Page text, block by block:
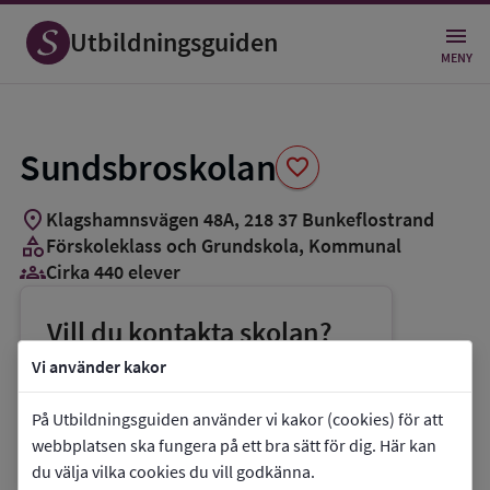
Vi använder kakor
På Utbildningsguiden använder vi kakor (cookies) för att
webbplatsen ska fungera på ett bra sätt för dig. Här kan
du välja vilka cookies du vill godkänna.
Utbildningsguiden MENY
Sundsbroskolan favorite
Spara
som
favorit
location_on Klagshamnsvägen 48A, 218 37 Bunkeflostrand
categoryFörskoleklass och Grundskola, Kommunal
groups_3Cirka 440 elever
Vill du kontakta skolan?
phoneTelefon:040-346906
E-post: tomislav.vivlund@malmo.se
link Webbplats:Sundsbroskolan